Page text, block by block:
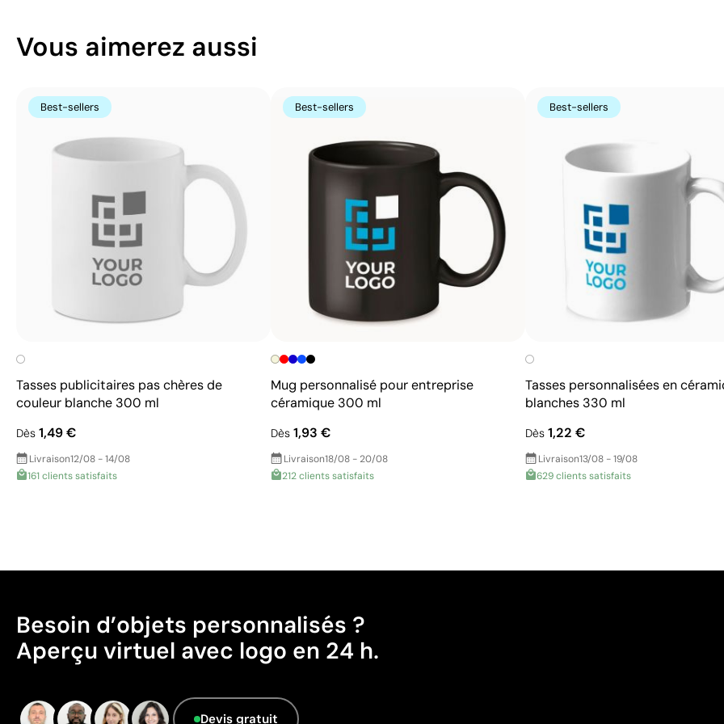
tout le contour des tasses, verres ou bouteilles. Le
très résistantes et des teintes Pantone® fidèles.
Avantages
Possibilité d’impression avec couleurs Pantone®
exactes
Impression enveloppante autour du produit
Bonne résistance à l’usage quotidien
Idéale pour mugs, verres et bouteilles
promotionnels
Vous aimerez aussi
Best-sellers
Tasses publicitaires pas chères de
couleur blanche 300 ml
Dès 1,49 €
Livraison12/08 - 14/08
161 clients satisfaits
Best-sellers
Mug personnalisé pour entreprise
céramique 300 ml
Dès1,93 €
Livraison18/08 - 20/08
212 clients satisfaits
Best-sellers
Tasses personnalisées en
blanches 330 ml
Dès1,22 €
Livraison13/08 - 19/08
629 clients satisfaits
Besoin d’objets personnalisés ?
Aperçu virtuel avec logo en 24 h.
Devis gratuit